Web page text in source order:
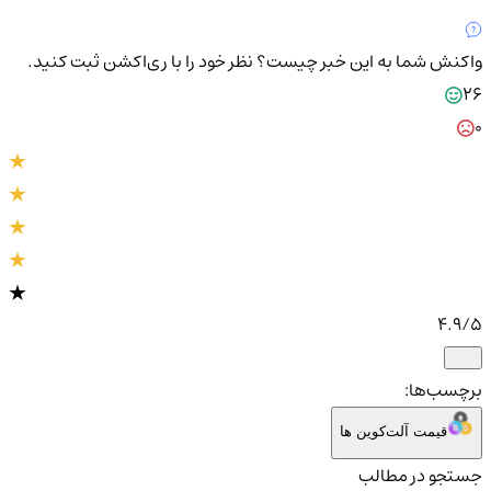
واکنش شما به این خبر چیست؟نظر خود را با ری‌اکشن ثبت کنید.
26
4.9/5
برچسب‌ها:
قیمت آلت‌کوین ها
جستجو در مطالب